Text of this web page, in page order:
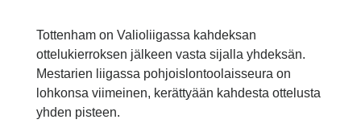
Tottenham on Valioliigassa kahdeksan
ottelukierroksen jälkeen vasta sijalla yhdeksän.
Mestarien liigassa pohjoislontoolaisseura on
lohkonsa viimeinen, kerättyään kahdesta ottelusta
yhden pisteen.